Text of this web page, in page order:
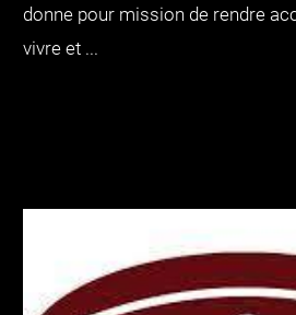
donne pour mission de rendre
vivre et ...